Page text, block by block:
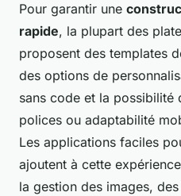
Pour garantir une
rapide, la plupart des
proposent des templates
des options de
sans code et la possibilité
polices ou adaptabilité
Les applications faciles
ajoutent à cette
la gestion des images,